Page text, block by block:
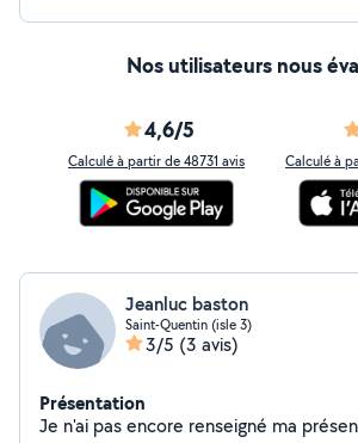
Nos utilisateurs nous
4,6/5
Calculé à partir de 48731 avis Calculé à
Jeanluc baston
Saint-Quentin (isle 3)
3/5 (3 avis)
Présentation
Je n'ai pas encore